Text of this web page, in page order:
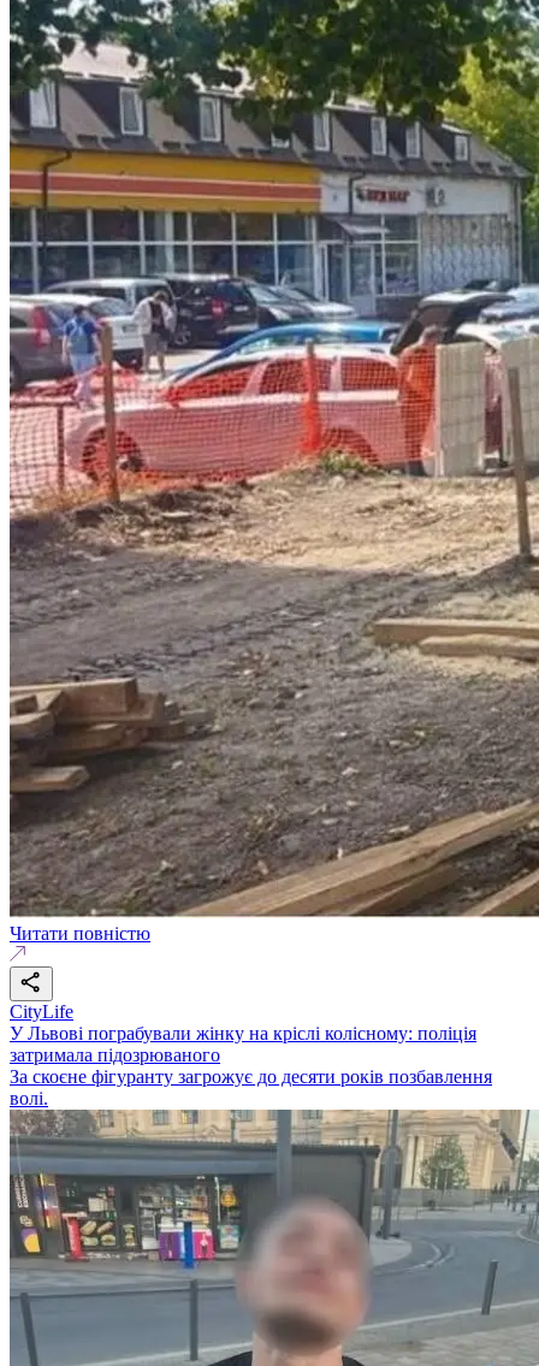
Читати повністю
CityLife
У Львові пограбували жінку на кріслі колісному: поліція
затримала підозрюваного
За скоєне фігуранту загрожує до десяти років позбавлення
волі.